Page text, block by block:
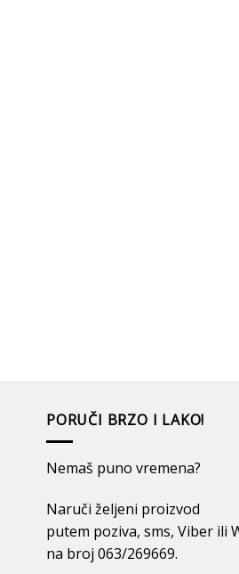
PORUČI BRZO I LAKO!
Nemaš puno vremena?
Naruči željeni proizvod
putem poziva, sms, Viber ili
na broj 063/269669.